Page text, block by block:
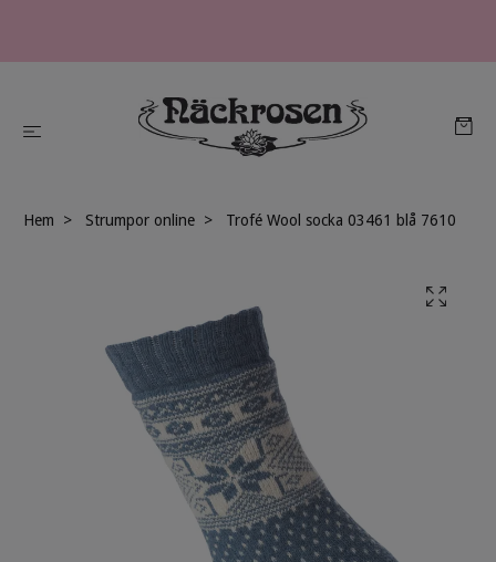
Hem Strumpor online Trofé Wool socka 03461 blå 7610